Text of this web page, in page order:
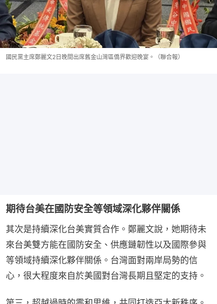
國民黨主席鄭麗文2日晚間出席舊金山灣區僑界歡迎晚宴。（聯合報）
期待台美在國防安全等領域深化夥伴關係
其次是持續深化台美實質合作。鄭麗文說，她期待未
來台美雙方能在國防安全、供應鏈韌性以及國際參與
等領域持續深化夥伴關係。台灣面對兩岸局勢的信
心，很大程度來自於美國對台灣長期且堅定的支持。